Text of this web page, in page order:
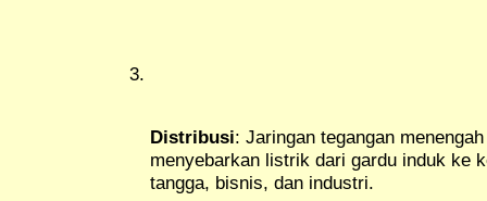
Distribusi: Jaringan tegangan
menyebarkan listrik dari gardu induk ke
tangga, bisnis, dan industri.